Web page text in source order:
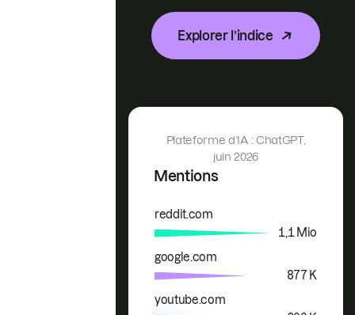
Explorer l’indice
Mentions
Plateforme d’IA : ChatGPT,
juin 2026
Marque Mentions
reddit.com
1,1 Mio
google.com
877 K
youtube.com